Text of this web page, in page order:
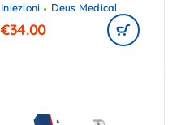
Iniezioni Deus Medical
€34.00